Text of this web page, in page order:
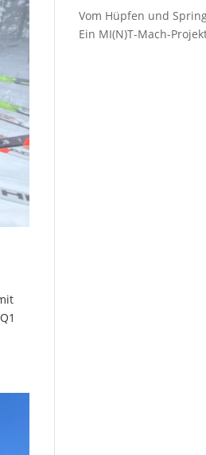
Vom Hüpfen und
Ein MI(N)T-Mach-